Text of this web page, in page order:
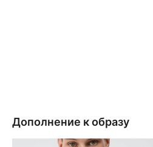
Дополнение к образу